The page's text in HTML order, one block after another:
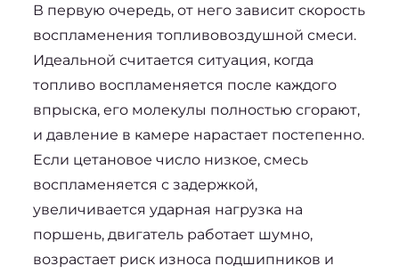
В первую очередь, от него зависит скорость
воспламенения топливовоздушной смеси.
Идеальной считается ситуация, когда
топливо воспламеняется после каждого
впрыска, его молекулы полностью сгорают,
и давление в камере нарастает постепенно.
Если цетановое число низкое, смесь
воспламеняется с задержкой,
увеличивается ударная нагрузка на
поршень, двигатель работает шумно,
возрастает риск износа подшипников и